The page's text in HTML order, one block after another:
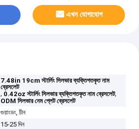
এখন যোগাযোগ
7.48in 19cm স্টার্লিং সিলভার ব্যক্তিগতকৃত নাম
ব্রেসলেট
, 0.42oz স্টার্লিং সিলভার ব্যক্তিগতকৃত নাম ব্রেসলেট,
ODM সিলভার নেম প্লেট ব্রেসলেট
গুয়াংডং, চীন
15-25 দিন